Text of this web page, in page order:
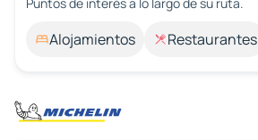
Alojamientos Restaurantes